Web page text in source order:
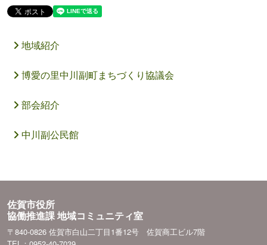
地域紹介
博愛の里中川副町まちづくり協議会
部会紹介
中川副公民館
佐賀市役所
協働推進課 地域コミュニティ室
〒840-0826 佐賀市白山二丁目1番12号 佐賀商工ビル7階